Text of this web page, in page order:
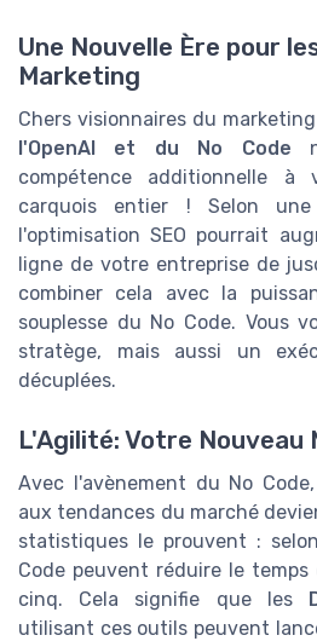
Une Nouvelle Ère pour
Marketing
Chers visionnaires du
l'OpenAI et du No Code
compétence additionnelle
carquois entier ! Selon une
l'optimisation SEO pourrait
ligne de votre entreprise de
combiner cela avec la
souplesse du No Code. Vous
stratège, mais aussi un
décuplées.
L'Agilité: Votre Nouveau
Avec l'avènement du No
aux tendances du marché
statistiques le prouvent :
Code peuvent réduire le temps
cinq. Cela signifie que les
utilisant ces outils peuvent